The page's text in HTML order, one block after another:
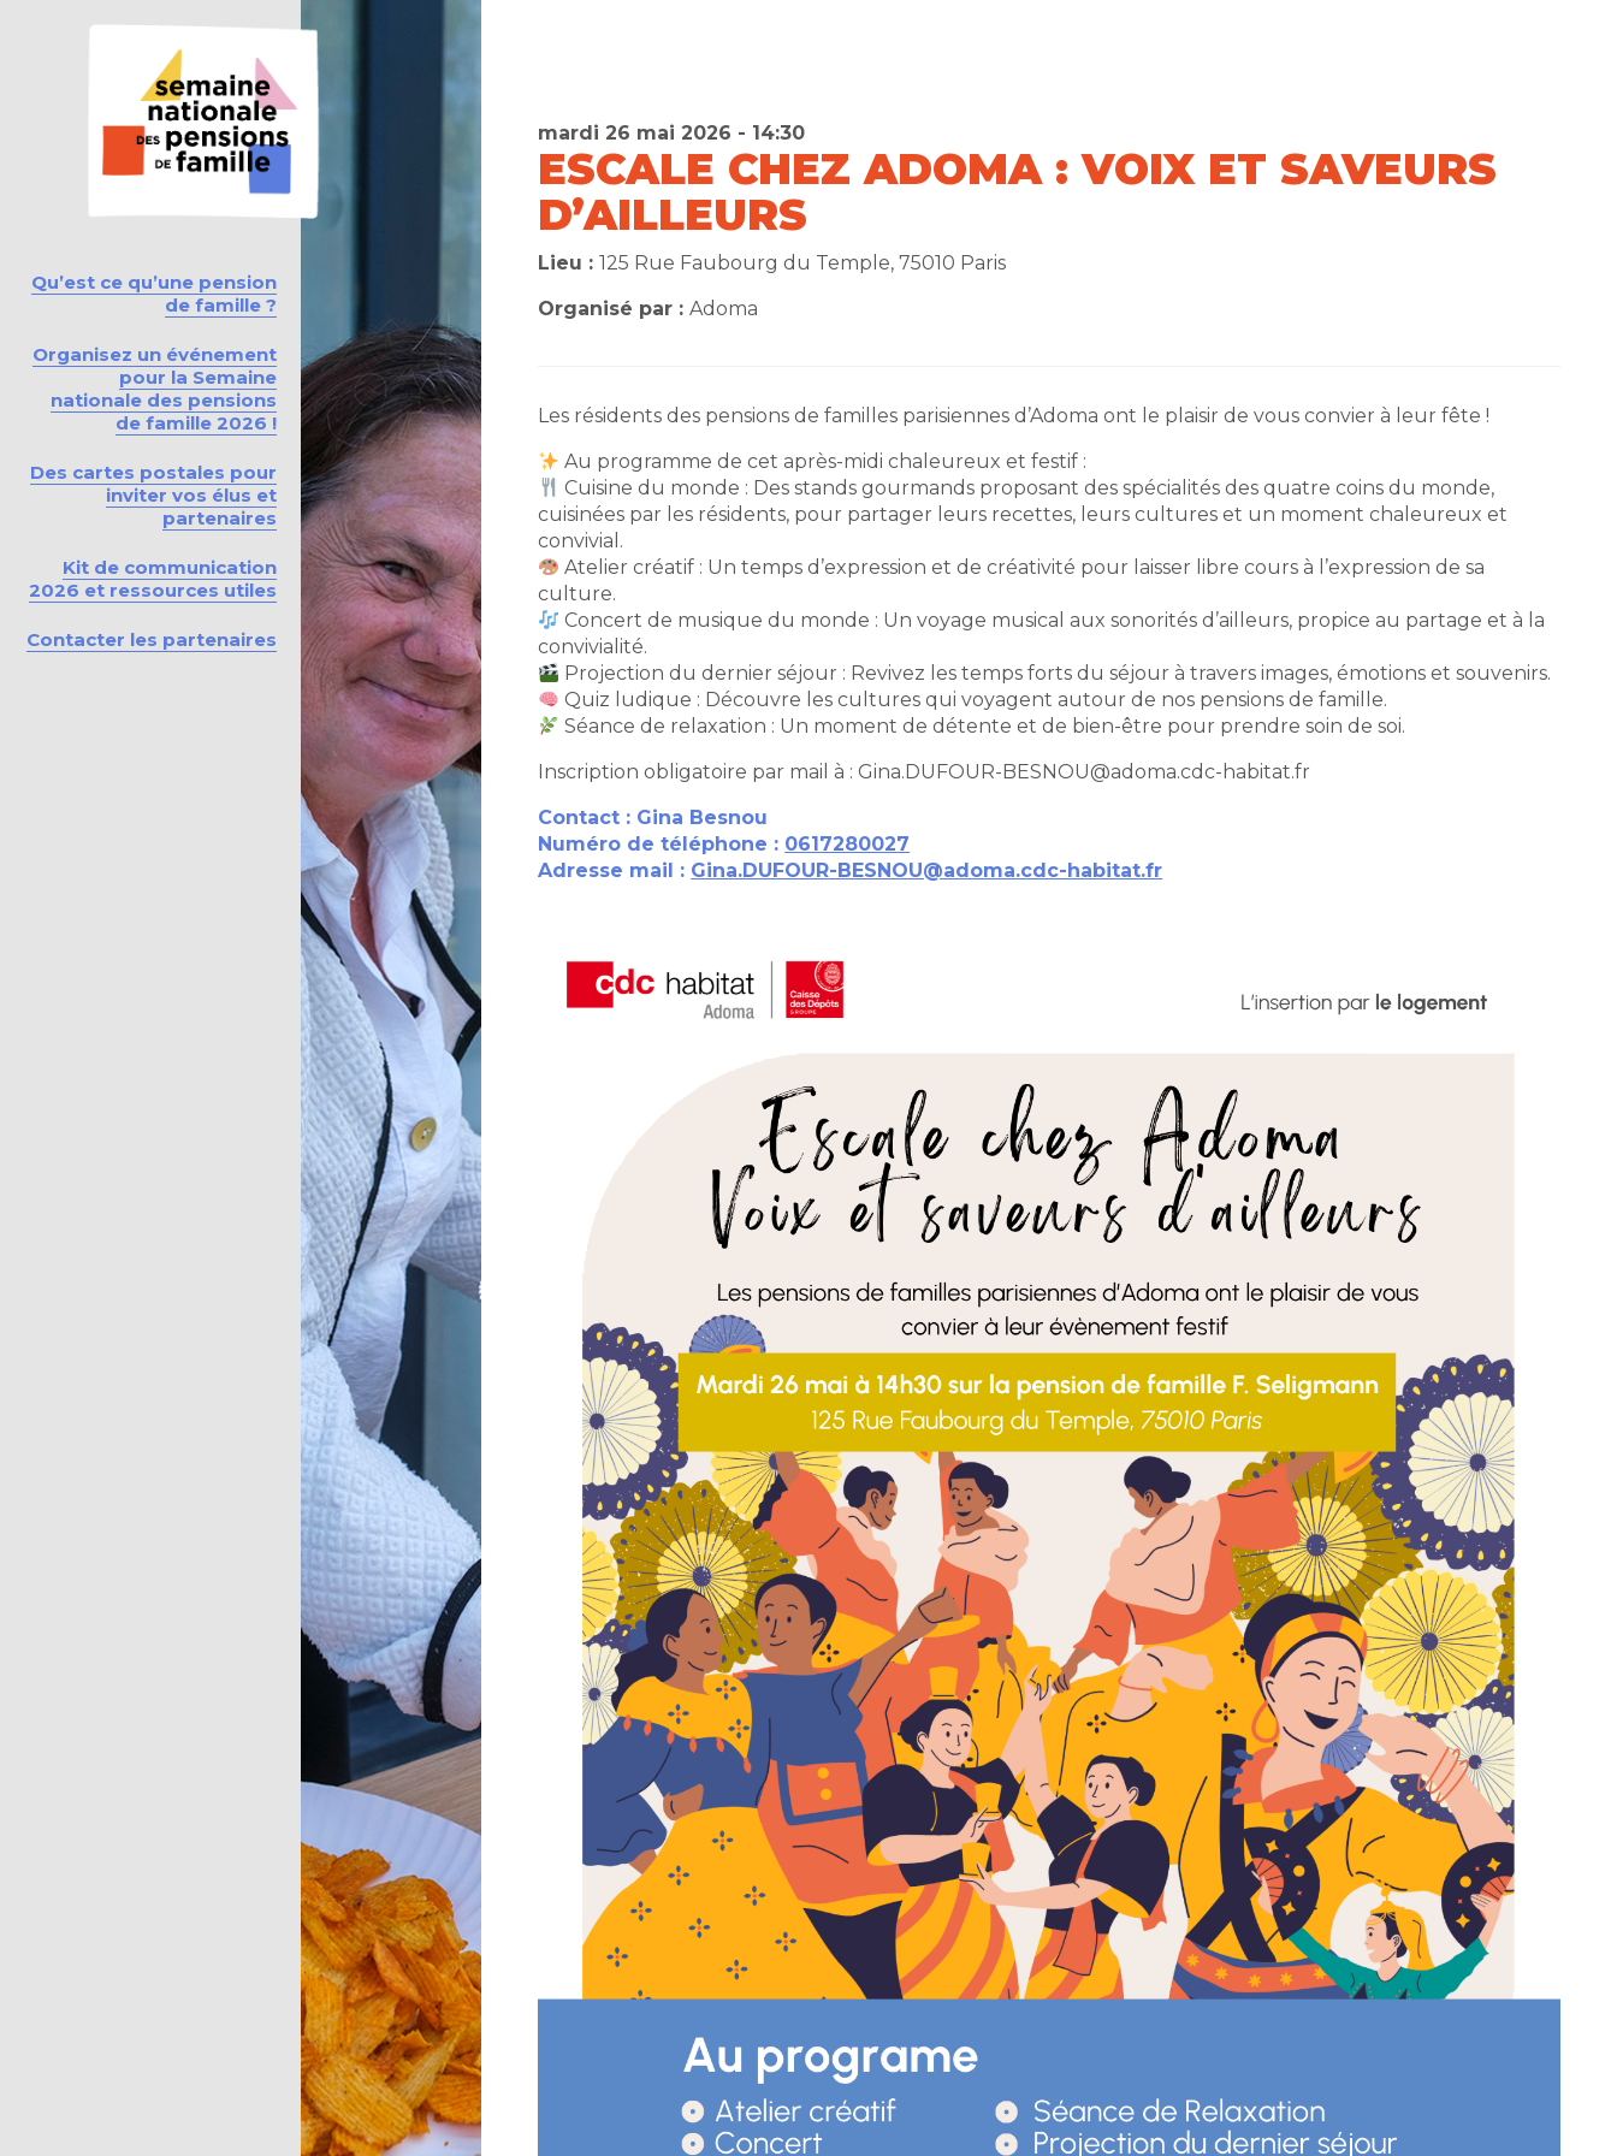
Qu’est ce qu’une pension
de famille ?
Organisez un événement
pour la Semaine
nationale des pensions
de famille 2026 !
Des cartes postales pour
inviter vos élus et
partenaires
Kit de communication
2026 et ressources utiles
Contacter les partenaires
mardi 26 mai 2026 - 14:30
ESCALE CHEZ ADOMA : VOIX ET SAVEURS
D’AILLEURS
Lieu :125 Rue Faubourg du Temple, 75010 Paris
Organisé par :Adoma
Les résidents des pensions de familles parisiennes d’Adoma ont le plaisir de vous convier à leur fête !
Au programme de cet après-midi chaleureux et festif :
Cuisine du monde : Des stands gourmands proposant des spécialités des quatre coins du monde,
cuisinées par les résidents, pour partager leurs recettes, leurs cultures et un moment chaleureux et
convivial.
Atelier créatif : Un temps d’expression et de créativité pour laisser libre cours à l’expression de sa
culture.
Concert de musique du monde : Un voyage musical aux sonorités d’ailleurs, propice au partage et à la
convivialité.
Projection du dernier séjour : Revivez les temps forts du séjour à travers images, émotions et souvenirs.
Quiz ludique : Découvre les cultures qui voyagent autour de nos pensions de famille.
Séance de relaxation : Un moment de détente et de bien-être pour prendre soin de soi.
Inscription obligatoire par mail à : Gina.DUFOUR-BESNOU@adoma.cdc-habitat.fr
Contact : Gina Besnou
Numéro de téléphone : 0617280027
Adresse mail : Gina.DUFOUR-BESNOU@adoma.cdc-habitat.fr